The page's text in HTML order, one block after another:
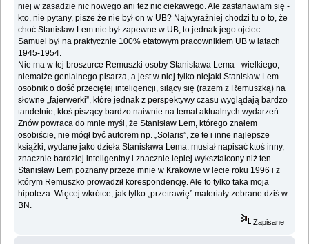
niej w zasadzie nic nowego ani też nic ciekawego. Ale zastanawiam się -
‎kto, nie pytany, pisze że nie był on w UB? Najwyraźniej chodzi tu o to, że
choć Stanisław Lem ‎nie był zapewne w UB, to jednak jego ojciec
Samuel był na praktycznie 100% etatowym ‎pracownikiem UB w latach
1945-1954.‎
Nie ma w tej broszurce Remuszki osoby Stanisława Lema - wielkiego,
niemalże genialnego ‎pisarza, a jest w niej tylko niejaki Stanisław Lem -
osobnik o dość przeciętej inteligencji, silący ‎się (razem z Remuszką) na
słowne „fajerwerki”, które jednak z perspektywy czasu wyglądają ‎bardzo
tandetnie, ktoś piszący bardzo naiwnie na temat aktualnych wydarzeń.
Znów powraca do ‎mnie myśl, że Stanisław Lem, którego znałem
osobiście, nie mógł być autorem np. „Solaris”, że ‎te i inne najlepsze
książki, wydane jako dzieła Stanisława Lema. musiał napisać ktoś inny,
‎znacznie bardziej inteligentny i znacznie lepiej wykształcony niż ten
Stanisław Lem poznany ‎przeze mnie w Krakowie w lecie roku 1996 i z
którym Remuszko prowadził korespondencję. ‎Ale to tylko taka moja
hipoteza. Więcej wkrótce, jak tylko „przetrawię” materiały zebrane dziś ‎w
BN.‎
Zapisane